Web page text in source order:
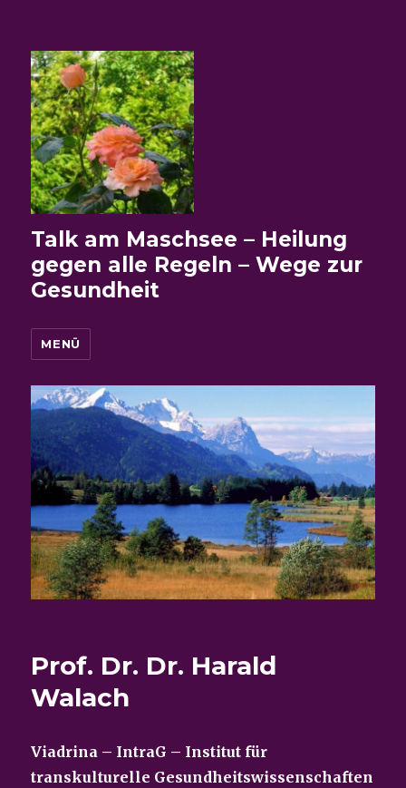
Talk am Maschsee – Heilung
gegen alle Regeln – Wege zur
Gesundheit
MENÜ
Prof. Dr. Dr. Harald
Walach
Viadrina – IntraG – Institut für
transkulturelle Gesundheitswissenschaften